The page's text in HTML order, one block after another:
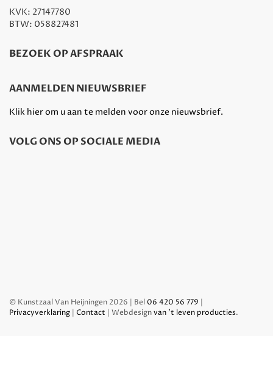
KVK: 27147780
BTW: 058827481
BEZOEK OP AFSPRAAK
AANMELDEN NIEUWSBRIEF
Klik hier om u aan te melden voor onze nieuwsbrief.
VOLG ONS OP SOCIALE MEDIA
© Kunstzaal Van Heijningen 2026 | Bel 06 420 56 779 |
Privacyverklaring | Contact | Webdesignvan 't leven producties.